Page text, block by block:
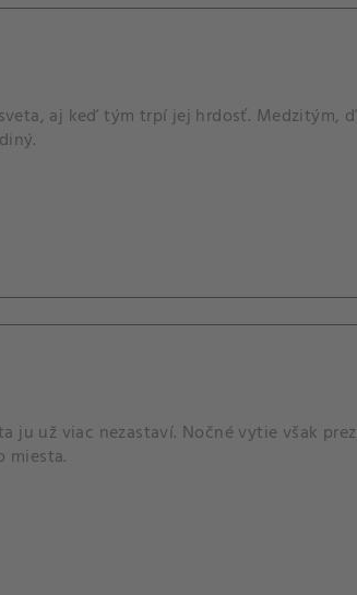
aj keď tým trpí jej hrdosť. Medzitým,
ju už viac nezastaví. Nočné vytie však
miesta.